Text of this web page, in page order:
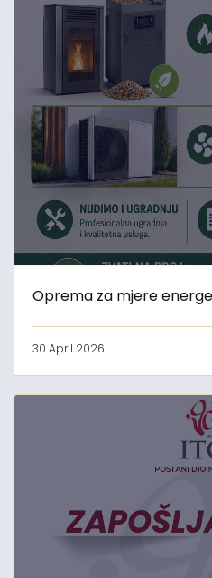
Oprema za mjere
30 April 2026